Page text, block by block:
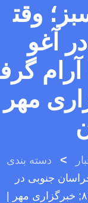
وقت
آغو
گرف
مهر
>
دسته بندی
جنوبی در
آغوش ایرانِ امام رضا آرام گرفت &#۸۲۱۱; خبرگزاری مهر |